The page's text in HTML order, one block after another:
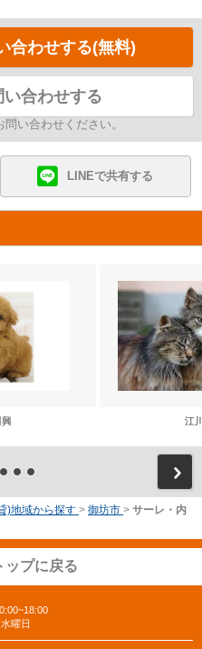
合わせする(無料)
い合わせする
い合わせください。
LINEで共有する
興 江
)地域から探す > 御坊市 > サーレ・内
ップに戻る
曜日